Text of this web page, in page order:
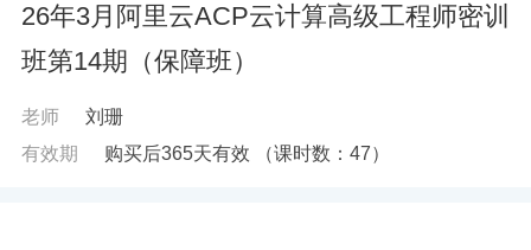
26年3月阿里云ACP云计算高级工程师密训
班第14期（保障班）
老师
刘珊
有效期
购买后365天有效 （课时数： 47）